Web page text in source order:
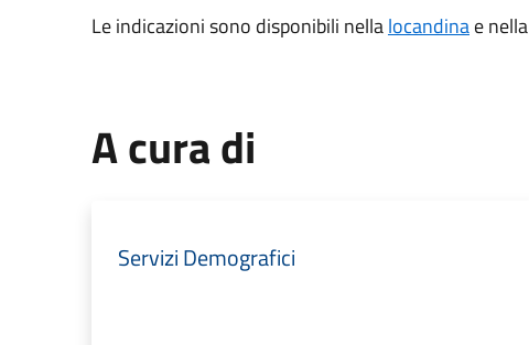
Le indicazioni sono disponibili nellalocandinae nella
A cura di
Servizi Demografici